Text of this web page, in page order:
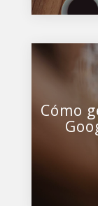
Cómo